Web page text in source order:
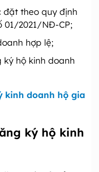
đặt theo quy định
01/2021/NĐ-CP;
hợp lệ;
hộ kinh doanh
kinh doanh hộ gia
ký hộ kinh